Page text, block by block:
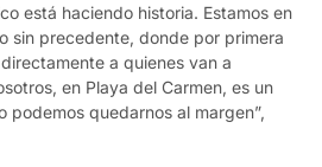
está haciendo historia. Estamos en
sin precedente, donde por primera
a quienes van a
en Playa del Carmen, es un
podemos quedarnos al margen”,